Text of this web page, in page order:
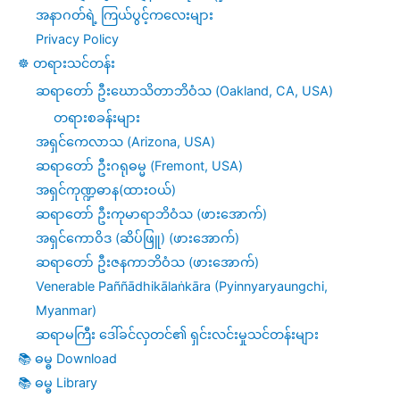
အနာဂတ်ရဲ့ ကြယ်ပွင့်ကလေးများ
Privacy Policy
☸️ တရားသင်တန်း
ဆရာတော် ဦးဃောသိတာဘိဝံသ (Oakland, CA, USA)
တရားစခန်းများ
အရှင်ကေလာသ (Arizona, USA)
ဆရာတော် ဦးဂရုဓမ္မ (Fremont, USA)
အရှင်ကုဏ္ဍဓာန(ထားဝယ်)
ဆရာတော် ဦးကုမာရာဘိဝံသ (ဖားအောက်)
အရှင်ကောဝိဒ (ဆိပ်ဖြူ) (ဖားအောက်)
ဆရာတော် ဦးဇနကာဘိဝံသ (ဖားအောက်)
Venerable Paññādhikālaṅkāra (Pyinnyaryaungchi,
Myanmar)
ဆရာမကြီး ဒေါ်ခင်လှတင်၏ ရှင်းလင်းမှုသင်တန်းများ
📚 ဓမ္ဓ Download
📚 ဓမ္ဓ Library